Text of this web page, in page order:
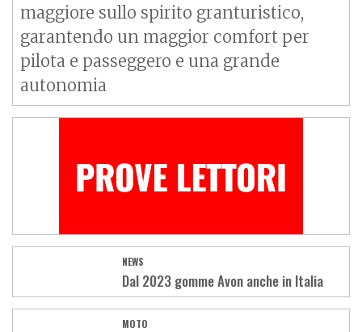
maggiore sullo spirito granturistico,
garantendo un maggior comfort per
pilota e passeggero e una grande
autonomia
NEWS
Dal 2023 gomme Avon anche in Italia
MOTO